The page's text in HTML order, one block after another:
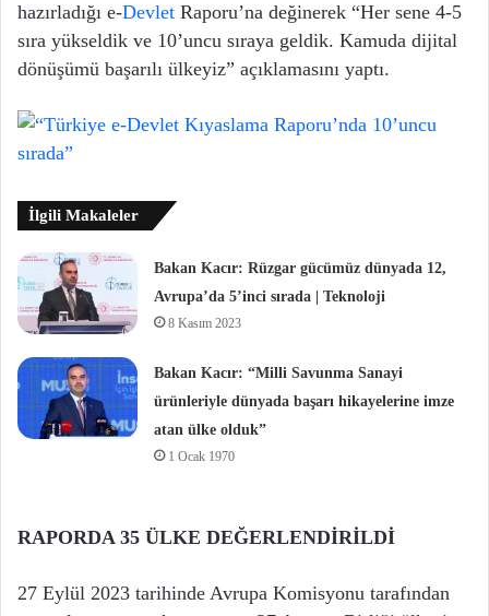
hazırladığı e-Devlet Raporu’na değinerek “Her sene 4-5
sıra yükseldik ve 10’uncu sıraya geldik. Kamuda dijital
dönüşümü başarılı ülkeyiz” açıklamasını yaptı.
İlgili Makaleler
Bakan Kacır: Rüzgar gücümüz dünyada 12,
Avrupa’da 5’inci sırada | Teknoloji
8 Kasım 2023
Bakan Kacır: “Milli Savunma Sanayi
ürünleriyle dünyada başarı hikayelerine imze
atan ülke olduk”
1 Ocak 1970
RAPORDA 35 ÜLKE DEĞERLENDİRİLDİ
27 Eylül 2023 tarihinde Avrupa Komisyonu tarafından